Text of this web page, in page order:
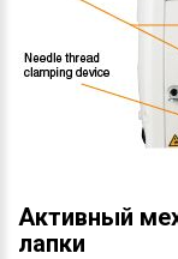
Активный
лапки